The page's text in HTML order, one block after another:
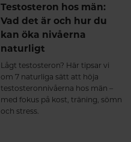
Testosteron hos män:
Vad det är och hur du
kan öka nivåerna
naturligt
Lågt testosteron? Här tipsar vi
om 7 naturliga sätt att höja
testosteronnivåerna hos män –
med fokus på kost, träning, sömn
och stress.